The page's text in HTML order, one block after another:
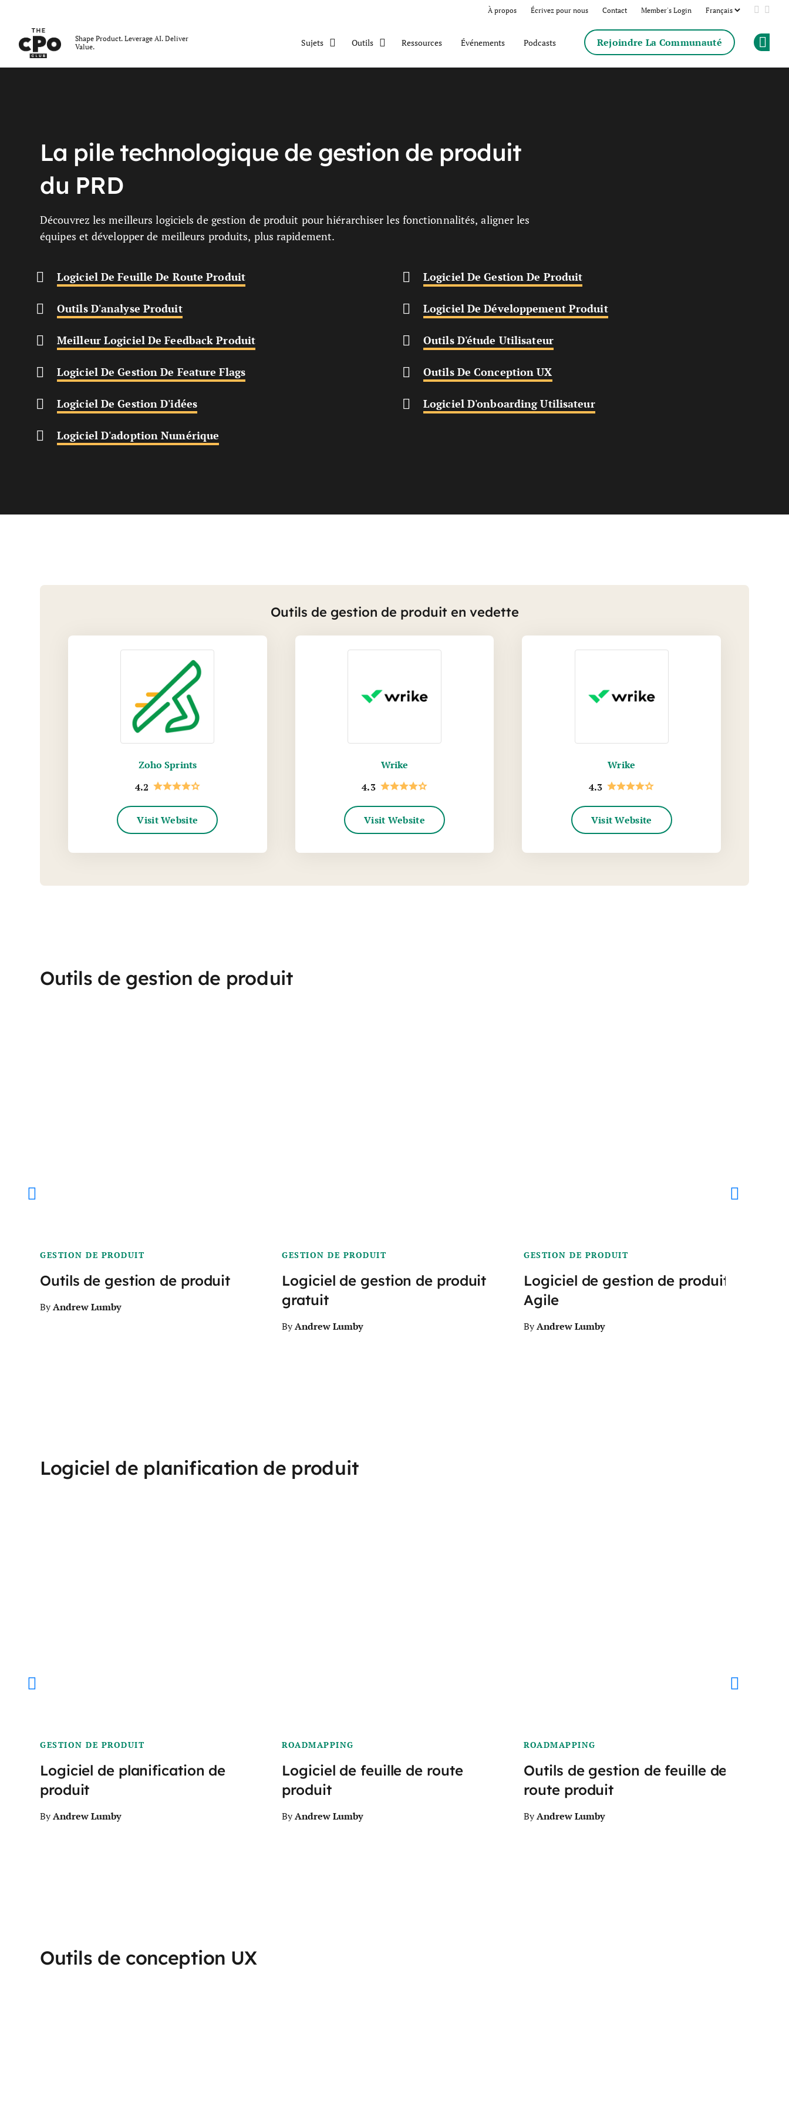
À propos Écrivez pour nous Contact Member's Login Add us
Shape Product. Leverage AI. Deliver
Value.
Sujets Outils Ressources Événements Podcasts Rejoindre La Communauté
La pile technologique de gestion de produit
du PRD
Découvrez les meilleurs logiciels de gestion de produit pour hiérarchiser les fonctionnalités, aligner les
équipes et développer de meilleurs produits, plus rapidement.
Logiciel De Feuille De Route ProduitOpens New Window
Outils D'analyse ProduitOpens New Window
Meilleur Logiciel De Feedback ProduitOpens New Window
Logiciel De Gestion De Feature Flags
Logiciel De Gestion D'idées
Logiciel D'adoption Numérique
Logiciel De Gestion De ProduitOpens New Window
Logiciel De Développement ProduitOpens New Window
Outils D'étude UtilisateurOpens New Window
Outils De Conception UXOpens New Window
Logiciel D'onboarding UtilisateurOpens New Window
Outils de gestion de produit en vedette
Zoho Sprints
4.2
Visit Website
Wrike
4.3
Visit Website
Wrike
4.3
Visit Website
Outils de gestion de produit
GESTION DE PRODUIT
Outils de gestion de produit
ByAndrew Lumby
GESTION DE PRODUIT
Logiciel de gestion de produit
gratuit
ByAndrew Lumby
GESTION DE PRODUIT
Logiciel de gestion de produit
Agile
ByAndrew Lumby
Logiciel de planification de produit
GESTION DE PRODUIT
Logiciel de planification de
produit
ByAndrew Lumby
ROADMAPPING
Logiciel de feuille de route
produit
ByAndrew Lumby
ROADMAPPING
Outils de gestion de feuille de
route produit
ByAndrew Lumby
Outils de conception UX